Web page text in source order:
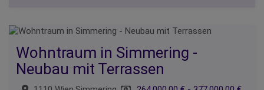
Wohntraum in Simmering -
Neubau mit Terrassen